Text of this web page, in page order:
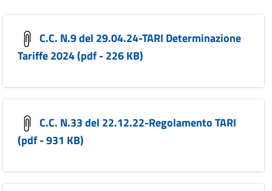
C.C. N.9 del 29.04.24-TARI Determinazione
Tariffe 2024 (pdf - 226 KB)
C.C. N.33 del 22.12.22-Regolamento TARI
(pdf - 931 KB)